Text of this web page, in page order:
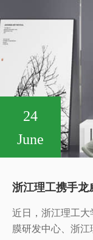
24
June
浙江理工携手龙
近日，浙江理工
膜研发中心、浙江